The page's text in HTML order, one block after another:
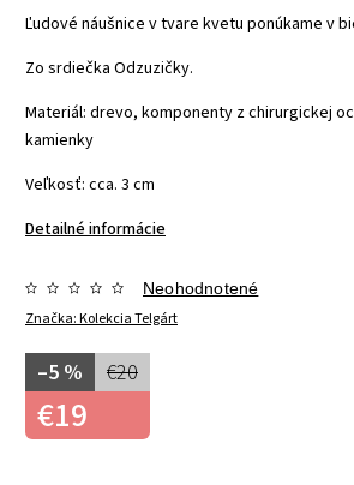
Ľudové náušnice v tvare kvetu ponúkame v
Zo srdiečka Odzuzičky.
Materiál: drevo, komponenty z chirurgickej
kamienky
Veľkosť: cca. 3 cm
Detailné informácie
Značka:Kolekcia Telgárt
Neohodnotené
€20
–5 %
€19